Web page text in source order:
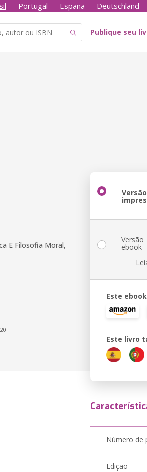
Portugal España Deutschland
Publique seu
E Filosofia Moral,
Versão
Versão
ebook
Este
Este livro
Número de
Edição